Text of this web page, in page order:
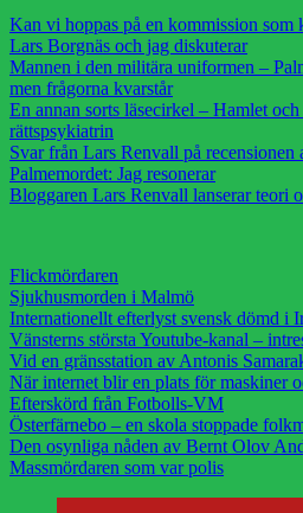
Kan vi hoppas på en kommission som
Lars Borgnäs och jag diskuterar
Mannen i den militära uniformen –
men frågorna kvarstår
En annan sorts läsecirkel – Hamlet
rättspsykiatrin
Svar från Lars Renvall på recensionen
Palmemordet: Jag resonerar
Bloggaren Lars Renvall lanserar teori
Flickmördaren
Sjukhusmorden i Malmö
Internationellt efterlyst svensk dömd i
Vänsterns största Youtube-kanal –
Vid en gränsstation av Antonis
När internet blir en plats för maskiner
Efterskörd från Fotbolls-VM
Österfärnebo – en skola stoppade
Den osynliga nåden av Bernt Olov
Massmördaren som var polis